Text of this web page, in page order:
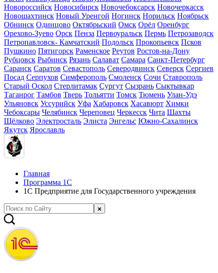
Новороссийск Новосибирск Новочебоксарск Новочеркасск
Новошахтинск Новый Уренгой Ногинск Норильск Ноябрьск
Обнинск Одинцово Октябрьский Омск Орёл Оренбург
Орехово-Зуево Орск Пенза Первоуральск Пермь Петрозаводск
Петропавловск- Камчатский Подольск Прокопьевск Псков
Пушкино Пятигорск Раменское Реутов Ростов-на-Дону
Рубцовск Рыбинск Рязань Салават Самара Санкт-Петербург
Саранск Саратов Севастополь Северодвинск Северск Сергиев
Посад Серпухов Симферополь Смоленск Сочи Ставрополь
Старый Оскол Стерлитамак Сургут Сызрань Сыктывкар
Таганрог Тамбов Тверь Тольятти Томск Тюмень Улан-Удэ
Ульяновск Уссурийск Уфа Хабаровск Хасавюрт Химки
Чебоксары Челябинск Череповец Черкесск Чита Шахты
Щёлково Электросталь Элиста Энгельс Южно-Сахалинск
Якутск Ярославль
Главная
Программа 1С
1С Предприятие для Государственного учреждения